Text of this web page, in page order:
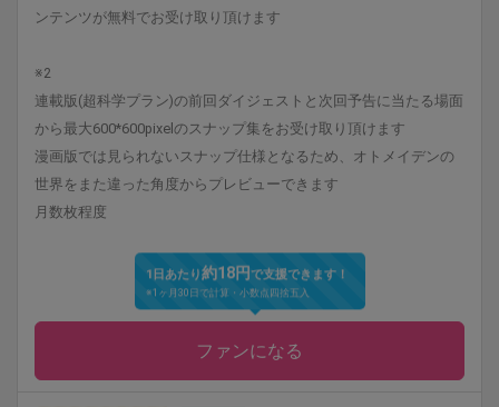
ンテンツが無料でお受け取り頂けます
※2
連載版(超科学プラン)の前回ダイジェストと次回予告に当たる場面
から最大600*600pixelのスナップ集をお受け取り頂けます
漫画版では見られないスナップ仕様となるため、オトメイデンの
世界をまた違った角度からプレビューできます
月数枚程度
1日あたり約18円で支援できます！
※1ヶ月30日で計算・小数点四捨五入
ファンになる